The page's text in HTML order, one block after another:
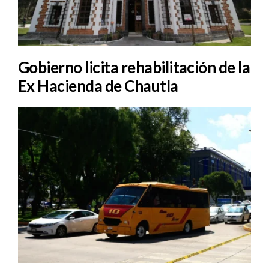
Gobierno licita rehabilitación de la
Ex Hacienda de Chautla